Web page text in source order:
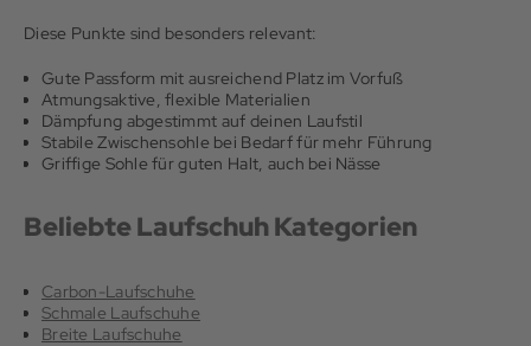
Diese Punkte sind besonders relevant:
Gute Passform mit ausreichend Platz im Vorfuß
Atmungsaktive, flexible Materialien
Dämpfung abgestimmt auf deinen Laufstil
Stabile Zwischensohle bei Bedarf für mehr Führung
Griffige Sohle für guten Halt, auch bei Nässe
Beliebte Laufschuh Kategorien
Carbon-Laufschuhe
Schmale Laufschuhe
Breite Laufschuhe